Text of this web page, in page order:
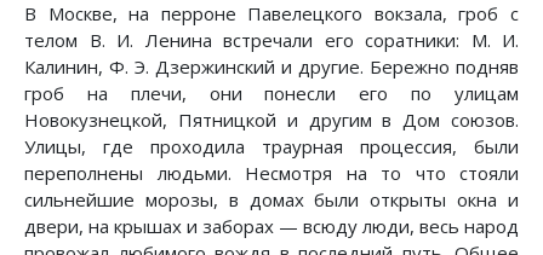
В Москве, на перроне Павелецкого вокзала, гроб с
телом В. И. Ленина встречали его соратники: М. И.
Калинин, Ф. Э. Дзержинский и другие. Бережно подняв
гроб на плечи, они понесли его по улицам
Новокузнецкой, Пятницкой и другим в Дом союзов.
Улицы, где проходила траурная процессия, были
переполнены людьми. Несмотря на то что стояли
сильнейшие морозы, в домах были открыты окна и
двери, на крышах и заборах — всюду люди, весь народ